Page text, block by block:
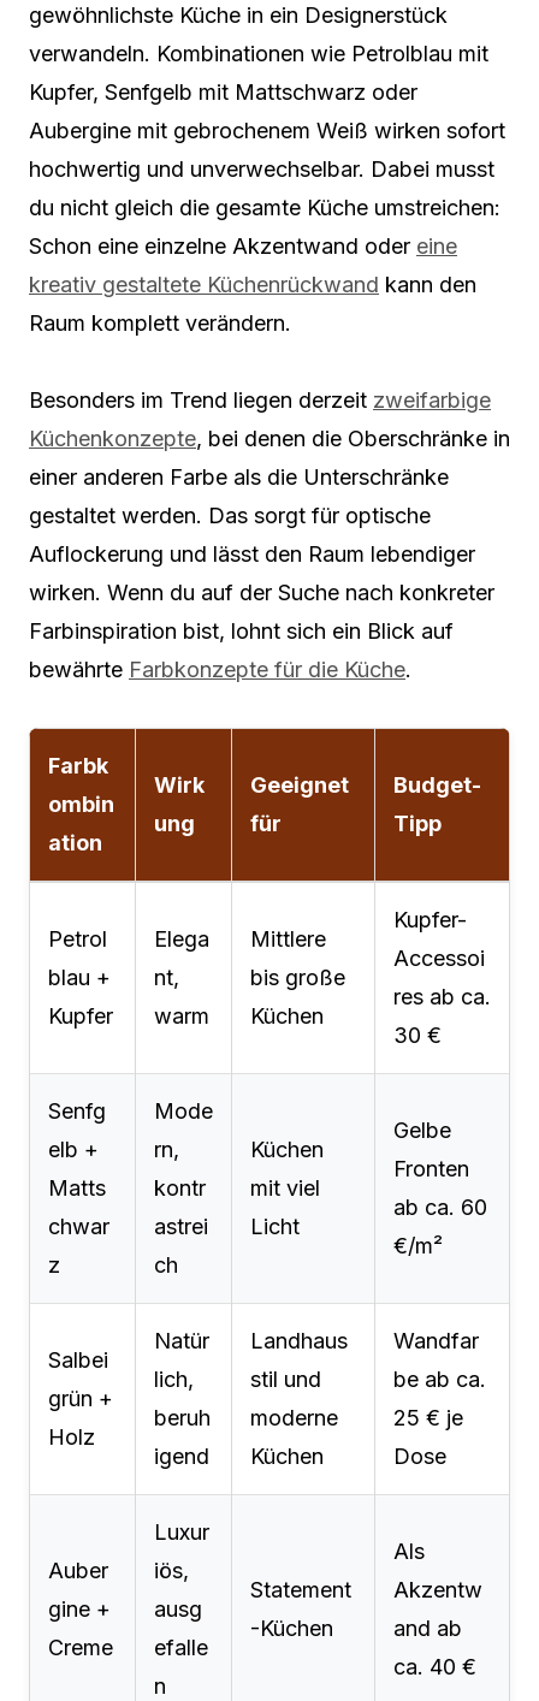
gewöhnlichste Küche in ein Designerstück
verwandeln. Kombinationen wie Petrolblau mit
Kupfer, Senfgelb mit Mattschwarz oder
Aubergine mit gebrochenem Weiß wirken sofort
hochwertig und unverwechselbar. Dabei musst
du nicht gleich die gesamte Küche umstreichen:
Schon eine einzelne Akzentwand oder eine
kreativ gestaltete Küchenrückwand kann den
Raum komplett verändern.
Besonders im Trend liegen derzeit zweifarbige
Küchenkonzepte, bei denen die Oberschränke in
einer anderen Farbe als die Unterschränke
gestaltet werden. Das sorgt für optische
Auflockerung und lässt den Raum lebendiger
wirken. Wenn du auf der Suche nach konkreter
Farbinspiration bist, lohnt sich ein Blick auf
bewährte Farbkonzepte für die Küche.
Farbk
ombin
ation
Wirk
ung
Geeignet
für
Budget-
Tipp
Petrol
blau +
Kupfer
Elega
nt,
warm
Mittlere
bis große
Küchen
Kupfer-
Accessoi
res ab ca.
30 €
Senfg
elb +
Matts
chwar
z
Mode
rn,
kontr
astrei
ch
Küchen
mit viel
Licht
Gelbe
Fronten
ab ca. 60
€/m²
Salbei
grün +
Holz
Natür
lich,
beruh
igend
Landhaus
stil und
moderne
Küchen
Wandfar
be ab ca.
25 € je
Dose
Auber
gine +
Creme
Luxur
iös,
ausg
efalle
n
Statement
-Küchen
Als
Akzentw
and ab
ca. 40 €